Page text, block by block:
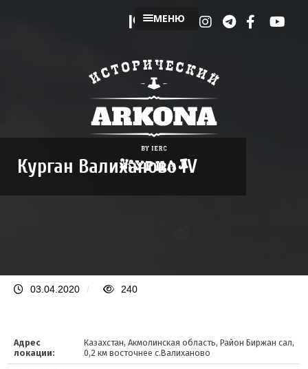
МЕНЮ
Курган Валиханово IV
03.04.2020 / 240
Адрес
локации:
Казахстан, Акмолинская область, Район Биржан сал,
0,2 км восточнее с.Валиханово